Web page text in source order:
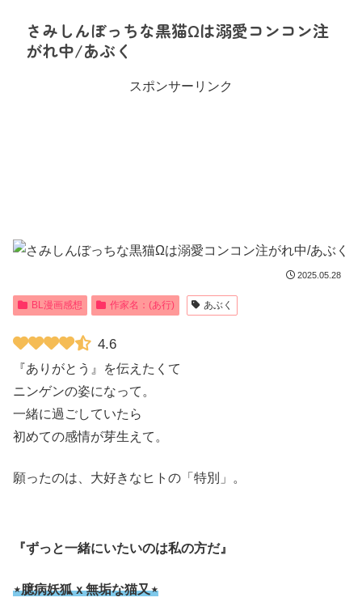
さみしんぼっちな黒猫Ωは溺愛コンコン注
がれ中/あぶく
スポンサーリンク
2025.05.28
BL漫画感想 作家名：(あ行) あぶく
4.6
『ありがとう』を伝えたくて
ニンゲンの姿になって。
一緒に過ごしていたら
初めての感情が芽生えて。
願ったのは、大好きなヒトの「特別」。
『ずっと一緒にいたいのは私の方だ』
⋆臆病妖狐ｘ無垢な猫又⋆